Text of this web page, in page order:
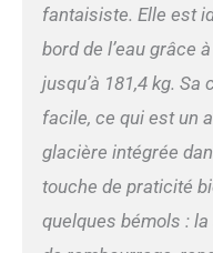
fantaisiste. Elle est
bord de l’eau grâce
jusqu’à 181,4 kg.
facile, ce qui est un
glacière intégrée
touche de praticité
quelques bémols :